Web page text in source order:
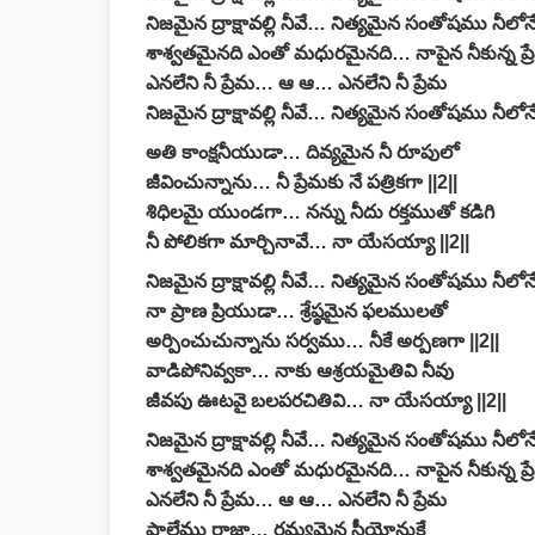
నిజమైన ద్రాక్షావల్లి నీవే… నిత్యమైన సంతోషము
శాశ్వతమైనది ఎంతో మధురమైనది… నాపైన నీకున్న
ఎనలేని నీ ప్రేమ… ఆ ఆ… ఎనలేని నీ ప్రేమ
నిజమైన ద్రాక్షావల్లి నీవే… నిత్యమైన సంతోషము
అతి కాంక్షనీయుడా… దివ్యమైన నీ రూపులో
జీవించున్నాను… నీ ప్రేమకు నే పత్రికగా ||2||
శిధిలమై యుండగా… నన్ను నీదు రక్తముతో కడిగి
నీ పోలికగా మార్చినావే… నా యేసయ్యా ||2||
నిజమైన ద్రాక్షావల్లి నీవే… నిత్యమైన సంతోషము
నా ప్రాణ ప్రియుడా… శ్రేష్ఠమైన ఫలములతో
అర్పించుచున్నాను సర్వము… నీకే అర్పణగా ||2||
వాడిపోనివ్వకా… నాకు ఆశ్రయమైతివి నీవు
జీవపు ఊటవై బలపరచితివి… నా యేసయ్యా ||2||
నిజమైన ద్రాక్షావల్లి నీవే… నిత్యమైన సంతోషము
శాశ్వతమైనది ఎంతో మధురమైనది… నాపైన నీకున్న
ఎనలేని నీ ప్రేమ… ఆ ఆ… ఎనలేని నీ ప్రేమ
షాలేము రాజా… రమ్యమైన సీయోనుకే